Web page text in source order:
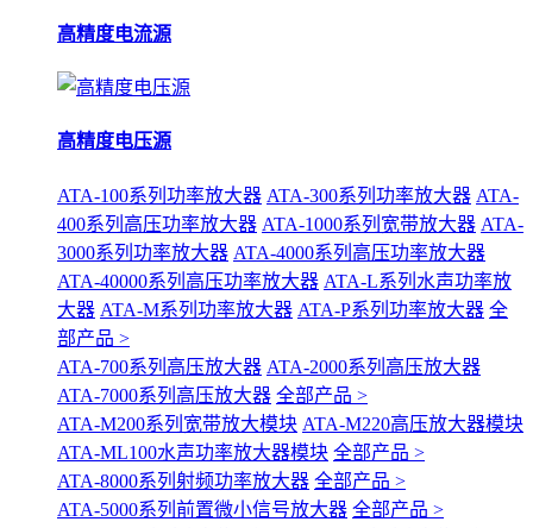
高精度电流源
高精度电压源
ATA-100系列功率放大器 ATA-300系列功率放大器 ATA-
400系列高压功率放大器 ATA-1000系列宽带放大器 ATA-
3000系列功率放大器 ATA-4000系列高压功率放大器
ATA-40000系列高压功率放大器 ATA-L系列水声功率放
大器 ATA-M系列功率放大器 ATA-P系列功率放大器 全
部产品 >
ATA-700系列高压放大器 ATA-2000系列高压放大器
ATA-7000系列高压放大器 全部产品 >
ATA-M200系列宽带放大模块 ATA-M220高压放大器模块
ATA-ML100水声功率放大器模块 全部产品 >
ATA-8000系列射频功率放大器 全部产品 >
ATA-5000系列前置微小信号放大器 全部产品 >